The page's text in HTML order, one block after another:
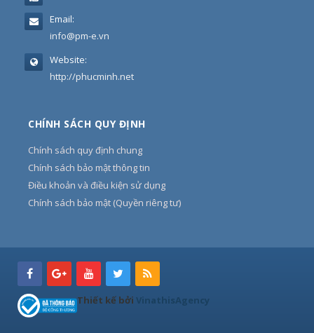
Email:
info@pm-e.vn
Website:
http://phucminh.net
CHÍNH SÁCH QUY ĐỊNH
Chính sách quy định chung
Chính sách bảo mật thông tin
Điều khoản và điều kiện sử dụng
Chính sách bảo mật (Quyền riêng tư)
Thiết kế bởi VinathisAgency